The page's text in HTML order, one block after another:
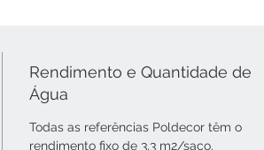
Rendimento e Quantidade de
Água
Todas as referências Poldecor têm o
rendimento fixo de 3,3 m2/saco.